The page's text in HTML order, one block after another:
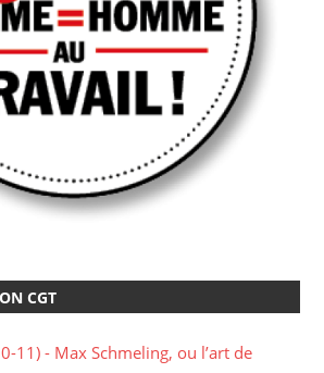
CGT
11) - Max Schmeling, ou l’art de